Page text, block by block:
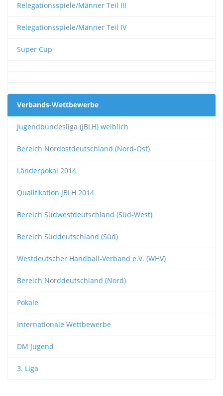
Relegationsspiele/Männer Teil III
Relegationsspiele/Männer Teil IV
Super Cup
Verbands-Wettbewerbe
Jugendbundesliga (JBLH) weiblich
Bereich Nordostdeutschland (Nord-Ost)
Länderpokal 2014
Qualifikation JBLH 2014
Bereich Südwestdeutschland (Süd-West)
Bereich Süddeutschland (Süd)
Westdeutscher Handball-Verband e.V. (WHV)
Bereich Norddeutschland (Nord)
Pokale
Internationale Wettbewerbe
DM Jugend
3. Liga